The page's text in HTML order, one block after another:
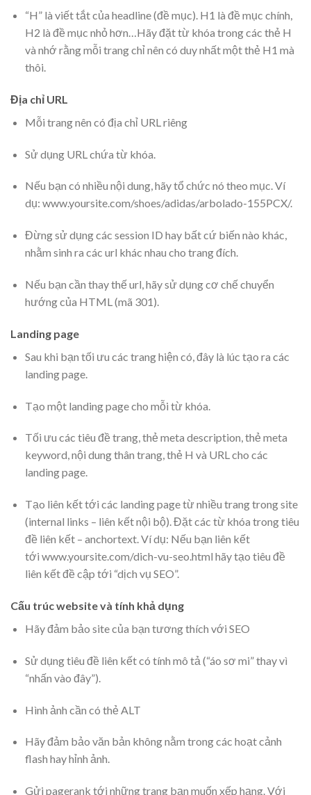
“H” là viết tắt của headline (đề mục). H1 là đề mục chính,
H2 là đề mục nhỏ hơn…Hãy đặt từ khóa trong các thẻ H
và nhớ rằng mỗi trang chỉ nên có duy nhất một thẻ H1 mà
thôi.
Địa chỉ URL
Mỗi trang nên có địa chỉ URL riêng
Sử dụng URL chứa từ khóa.
Nếu bạn có nhiều nội dung, hãy tổ chức nó theo mục. Ví
dụ: www.yoursite.com/shoes/adidas/arbolado-155PCX/.
Đừng sử dụng các session ID hay bất cứ biến nào khác,
nhằm sinh ra các url khác nhau cho trang đích.
Nếu bạn cần thay thế url, hãy sử dụng cơ chế chuyển
hướng của HTML (mã 301).
Landing page
Sau khi bạn tối ưu các trang hiện có, đây là lúc tạo ra các
landing page.
Tạo một landing page cho mỗi từ khóa.
Tối ưu các tiêu đề trang, thẻ meta description, thẻ meta
keyword, nội dung thân trang, thẻ H và URL cho các
landing page.
Tạo liên kết tới các landing page từ nhiều trang trong site
(internal links – liên kết nội bộ). Đặt các từ khóa trong tiêu
đề liên kết – anchortext. Ví dụ: Nếu bạn liên kết
tới www.yoursite.com/dich-vu-seo.html hãy tạo tiêu đề
liên kết đề cập tới “dịch vụ SEO”.
Cấu trúc website và tính khả dụng
Hãy đảm bảo site của bạn tương thích với SEO
Sử dụng tiêu đề liên kết có tính mô tả (“áo sơ mi” thay vì
“nhấn vào đây”).
Hình ảnh cần có thẻ ALT
Hãy đảm bảo văn bản không nằm trong các hoạt cảnh
flash hay hỉnh ảnh.
Gửi pagerank tới những trang bạn muốn xếp hạng. Với